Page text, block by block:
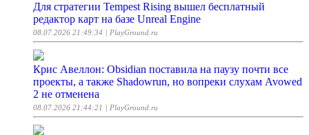
Для стратегии Tempest Rising вышел бесплатный
редактор карт на базе Unreal Engine
08.07.2026 21:49:34 | PlayGround.ru
Крис Авеллон: Obsidian поставила на паузу почти все
проекты, а также Shadowrun, но вопреки слухам Avowed
2 не отменена
08.07.2026 21:44:21 | PlayGround.ru